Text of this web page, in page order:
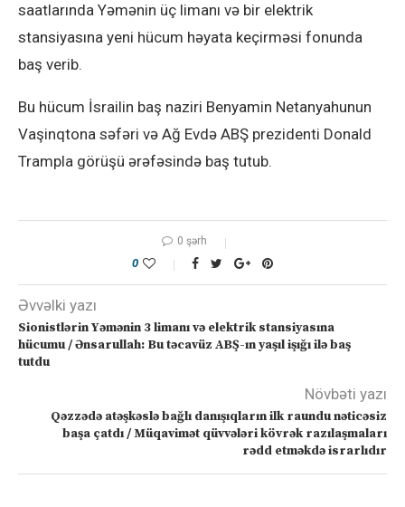
saatlarında Yəmənin üç limanı və bir elektrik
stansiyasına yeni hücum həyata keçirməsi fonunda
baş verib.
Bu hücum İsrailin baş naziri Benyamin Netanyahunun
Vaşinqtona səfəri və Ağ Evdə ABŞ prezidenti Donald
Trampla görüşü ərəfəsində baş tutub.
0 şərh
0
Əvvəlki yazı
Sionistlərin Yəmənin 3 limanı və elektrik stansiyasına
hücumu / Ənsarullah: Bu təcavüz ABŞ-ın yaşıl işığı ilə baş
tutdu
Növbəti yazı
Qəzzədə atəşkəslə bağlı danışıqların ilk raundu nəticəsiz
başa çatdı / Müqavimət qüvvələri kövrək razılaşmaları
rədd etməkdə israrlıdır